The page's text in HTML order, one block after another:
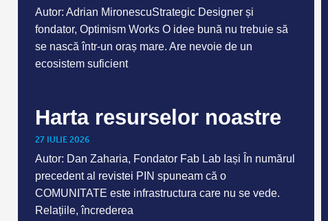
Autor: Adrian MironescuStrategic Designer și
fondator, Optimism Works O idee bună nu trebuie să
se nască într-un oraș mare. Are nevoie de un
ecosistem suficient
Harta resurselor noastre
27 IULIE 2026
Autor: Dan Zaharia, Fondator Fab Lab Iași În numărul
precedent al revistei PIN spuneam că o
COMUNITATE este infrastructura care nu se vede.
Relațiile, încrederea